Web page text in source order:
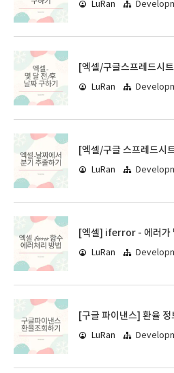
LuRan
[엑셀/구글스프레드시
LuRan
LuRan
LuRan
[구글 파이낸스] 환율 정
LuRan